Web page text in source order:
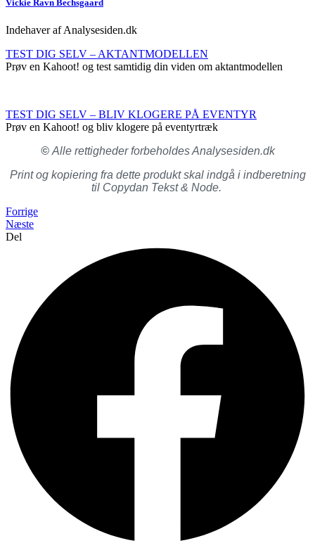
Vickie Ravn Bechsgaard
Indehaver af Analysesiden.dk
TEST DIG SELV – AKTANTMODELLEN
Prøv en Kahoot! og test samtidig din viden om aktantmodellen
TEST DIG SELV – BLIV KLOGERE PÅ EVENTYR
Prøv en Kahoot! og bliv klogere på eventyrtræk
© Alle rettigheder forbeholdes Analysesiden.dk
Print og kopiering fra dette produkt skal indgå i indberetning
til Copydan Tekst & Node.
Forrige
Næste
Del